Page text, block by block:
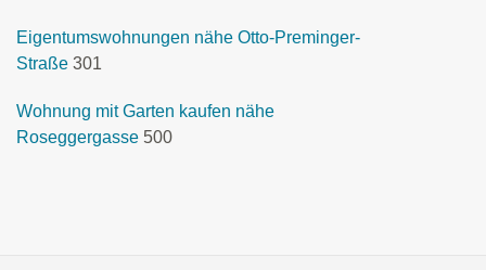
Eigentumswohnungen nähe Otto-Preminger-
Straße 301
Wohnung mit Garten kaufen nähe
Roseggergasse 500